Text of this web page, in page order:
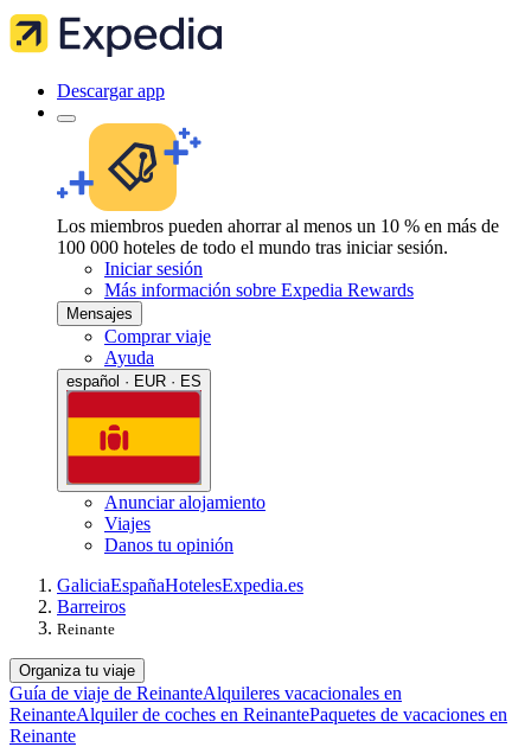
Descargar app
Los miembros pueden ahorrar al menos un 10 % en más de
100 000 hoteles de todo el mundo tras iniciar sesión.
Iniciar sesión
Más información sobre Expedia Rewards
Mensajes
Comprar viaje
Ayuda
español · EUR · ES
Anunciar alojamiento
Viajes
Danos tu opinión
GaliciaEspañaHotelesExpedia.es
Barreiros
Reinante
Organiza tu viaje
Guía de viaje de ReinanteAlquileres vacacionales en
ReinanteAlquiler de coches en ReinantePaquetes de vacaciones en
Reinante